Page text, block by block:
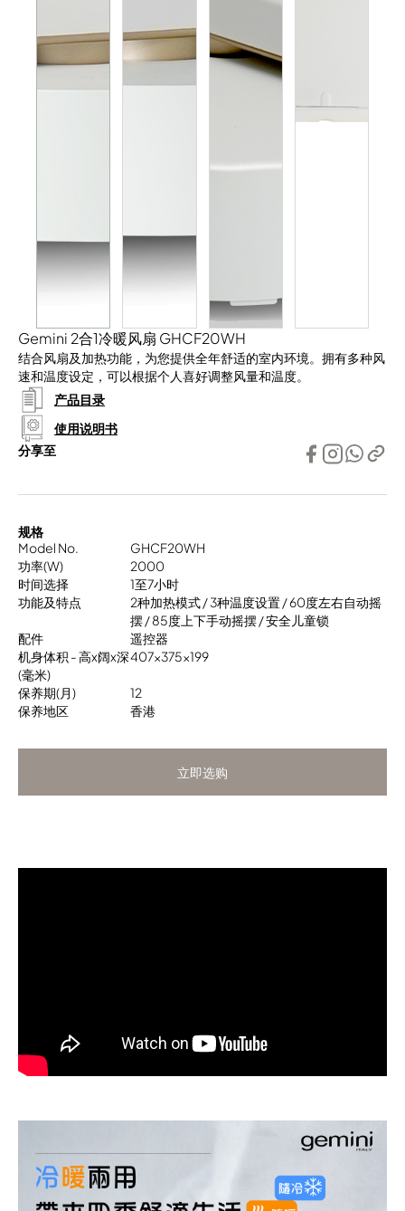
Gemini 2合1冷暖风扇 GHCF20WH
结合风扇及加热功能，为您提供全年舒适的室内环境。拥有多种风
速和温度设定，可以根据个人喜好调整风量和温度。
产品目录
使用说明书
分享至
规格
Model No.
GHCF20WH
功率(W)
2000
时间选择
1至7小时
功能及特点
2种加热模式 / 3种温度设置 / 60度左右自动摇
摆 / 85度上下手动摇摆 / 安全儿童锁
配件
遥控器
机身体积 - 高x阔x深
(毫米)
407x375x199
保养期(月)
12
保养地区
香港
立即选购
立即选购